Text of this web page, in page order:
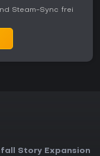
Steam-Sync frei
Story Expansion